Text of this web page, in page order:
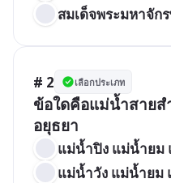
สมเด็จพระมหาจัก
# 2 เลือกประเภท
ข้อใดคือแม่น้ำสาย
อยุธยา
แม่น้ำปิง แม่น้ำยม
แม่น้ำวัง แม่น้ำยม